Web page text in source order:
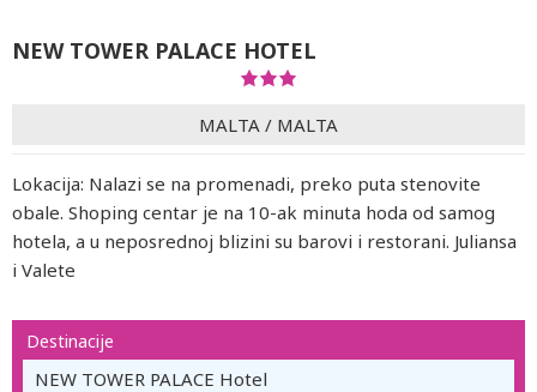
NEW TOWER PALACE HOTEL
MALTA / MALTA
Lokacija: Nalazi se na promenadi, preko puta stenovite
obale. Shoping centar je na 10-ak minuta hoda od samog
hotela, a u neposrednoj blizini su barovi i restorani. Juliansa
i Valete
Destinacije
NEW TOWER PALACE Hotel